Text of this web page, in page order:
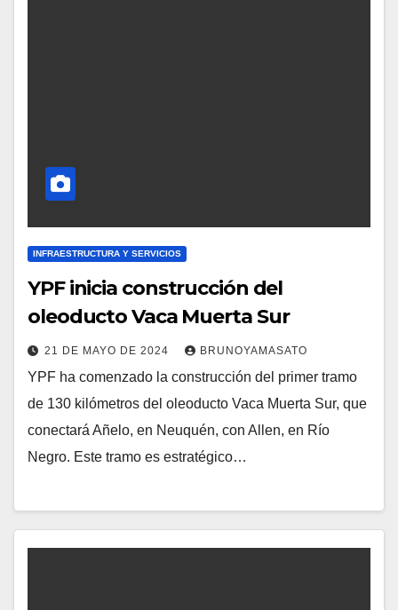
INFRAESTRUCTURA Y SERVICIOS
YPF inicia construcción del
oleoducto Vaca Muerta Sur
21 DE MAYO DE 2024 BRUNOYAMASATO
YPF ha comenzado la construcción del primer tramo
de 130 kilómetros del oleoducto Vaca Muerta Sur, que
conectará Añelo, en Neuquén, con Allen, en Río
Negro. Este tramo es estratégico…